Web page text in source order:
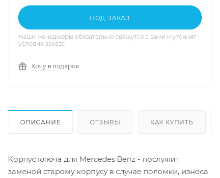
ПОД ЗАКАЗ
Наши менеджеры обязательно свяжутся с вами и уточнят
условия заказа
Хочу в подарок
ОПИСАНИЕ ОТЗЫВЫ КАК КУПИТЬ
Корпус ключа для Mercedes Benz - послужит
заменой старому корпусу в случае поломки, износа